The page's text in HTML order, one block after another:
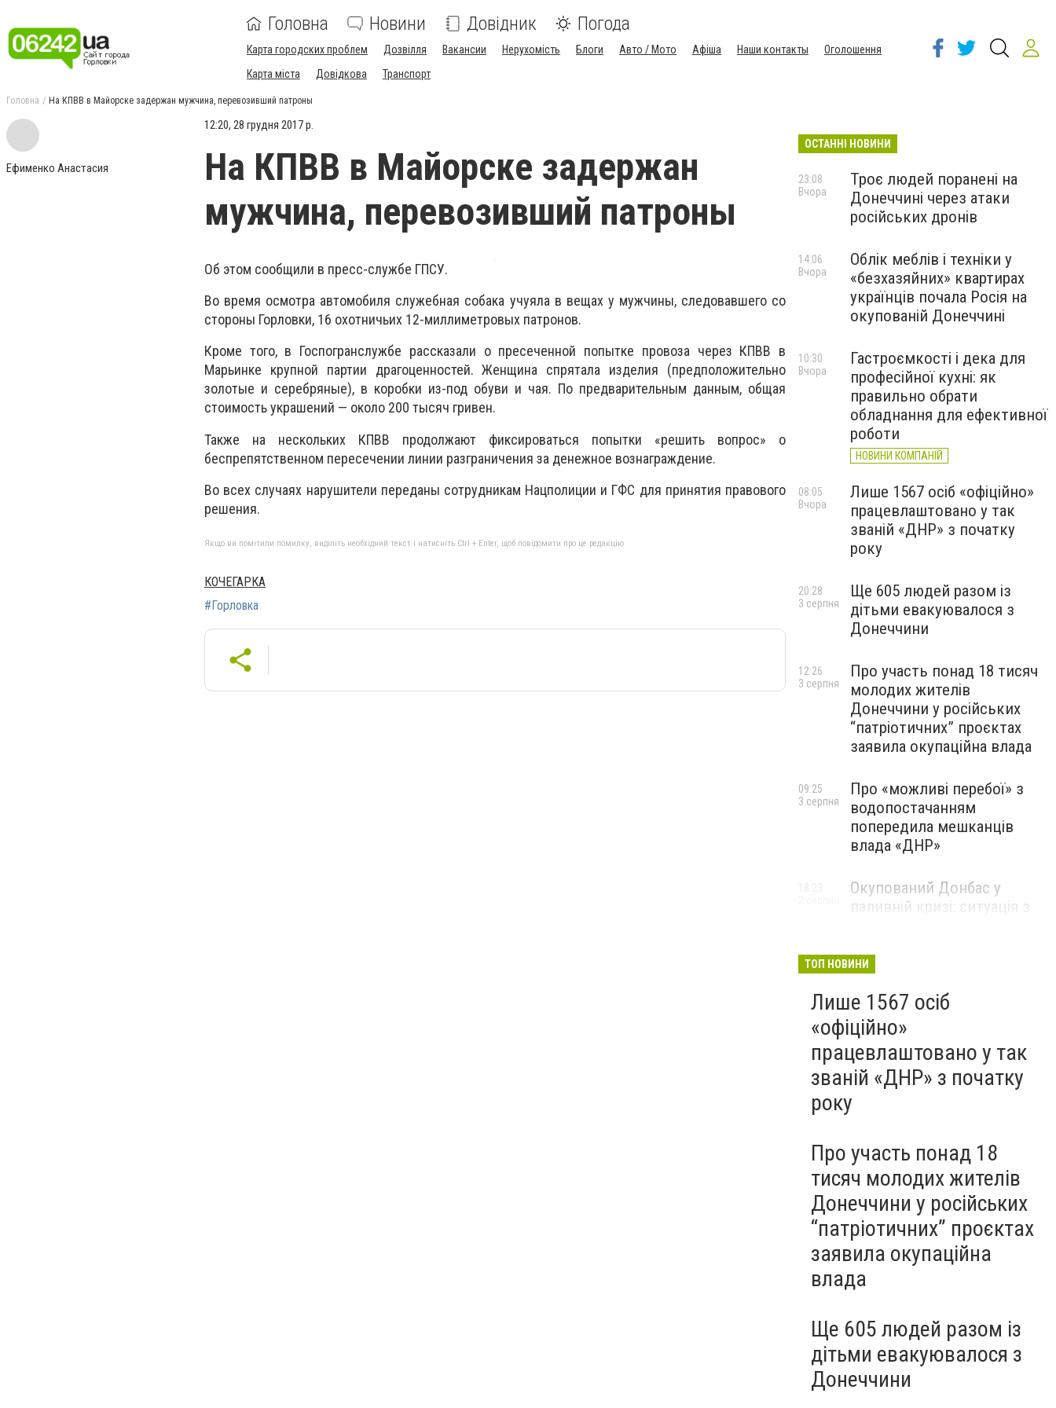
Головна Новини Довідник Погода
Карта городских проблем Дозвілля Вакансии Нерухомість Блоги Авто / Мото Афіша Наши контакты
Оголошення
Карта міста
Довідкова Транспорт
Головна На КПВВ в Майорске задержан мужчина, перевозивший патроны
Ефименко Анастасия
12:20, 28 грудня 2017 р.
На КПВВ в Майорске задержан
мужчина, перевозивший патроны
Об этом сообщили в пресс-службе ГПСУ.
Во время осмотра автомобиля служебная собака учуяла в вещах у мужчины, следовавшего со
стороны Горловки, 16 охотничьих 12-миллиметровых патронов.
Кроме того, в Госпогранслужбе рассказали о пресеченной попытке провоза через КПВВ в
Марьинке крупной партии драгоценностей. Женщина спрятала изделия (предположительно
золотые и серебряные), в коробки из-под обуви и чая. По предварительным данным, общая
стоимость украшений — около 200 тысяч гривен.
Также на нескольких КПВВ продолжают фиксироваться попытки «решить вопрос» о
беспрепятственном пересечении линии разграничения за денежное вознаграждение.
Во всех случаях нарушители переданы сотрудникам Нацполиции и ГФС для принятия правового
решения.
Якщо ви помітили помилку, виділіть необхідний текст і натисніть Ctrl + Enter, щоб повідомити про це редакцію
КОЧЕГАРКА
#Горловка
ОСТАННІ НОВИНИ
Троє людей поранені на
Донеччині через атаки
російських дронів
23:08
Вчора
Облік меблів і техніки у
«безхазяйних» квартирах
українців почала Росія на
окупованій Донеччині
14:06
Вчора
Гастроємкості і дека для
професійної кухні: як
правильно обрати
обладнання для ефективної
роботи
НОВИНИ КОМПАНІЙ
10:30
Вчора
Лише 1567 осіб «офіційно»
працевлаштовано у так
званій «ДНР» з початку
року
08:05
Вчора
Ще 605 людей разом із
дітьми евакуювалося з
Донеччини
20:28
3 серпня
Про участь понад 18 тисяч
молодих жителів
Донеччини у російських
“патріотичних” проєктах
заявила окупаційна влада
12:26
3 серпня
Про «можливі перебої» з
водопостачанням
попередила мешканців
влада «ДНР»
09:25
3 серпня
Окупований Донбас у
паливній кризі: ситуація з
ТОП НОВИНИ
Лише 1567 осіб
«офіційно»
працевлаштовано у так
званій «ДНР» з початку
року
Про участь понад 18
тисяч молодих жителів
Донеччини у російських
“патріотичних” проєктах
заявила окупаційна
влада
Ще 605 людей разом із
дітьми евакуювалося з
Донеччини